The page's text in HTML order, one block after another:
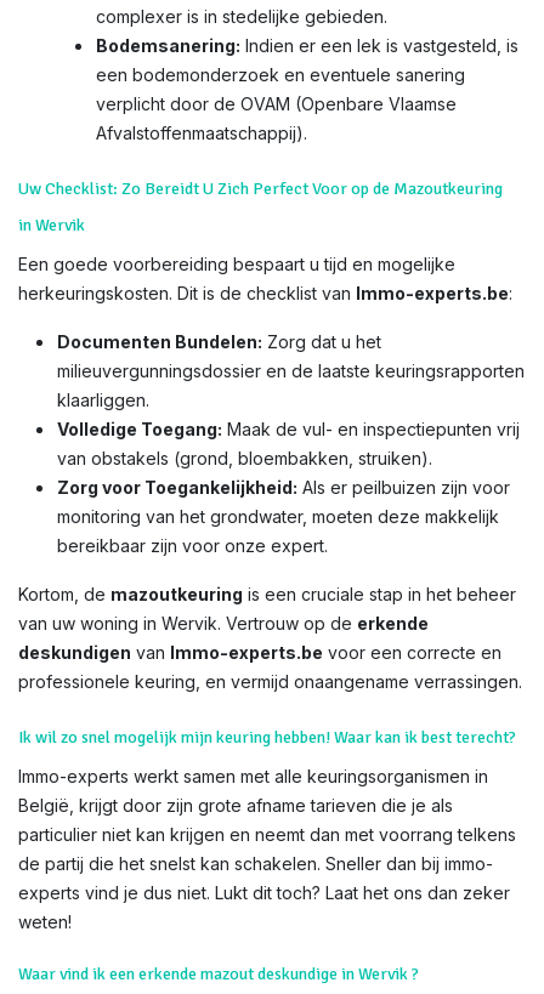
complexer is in stedelijke gebieden.
Bodemsanering: Indien er een lek is vastgesteld, is
een bodemonderzoek en eventuele sanering
verplicht door de OVAM (Openbare Vlaamse
Afvalstoffenmaatschappij).
Uw Checklist: Zo Bereidt U Zich Perfect Voor op de Mazoutkeuring
in Wervik
Een goede voorbereiding bespaart u tijd en mogelijke
herkeuringskosten. Dit is de checklist van Immo-experts.be:
Documenten Bundelen: Zorg dat u het
milieuvergunningsdossier en de laatste keuringsrapporten
klaarliggen.
Volledige Toegang: Maak de vul- en inspectiepunten vrij
van obstakels (grond, bloembakken, struiken).
Zorg voor Toegankelijkheid: Als er peilbuizen zijn voor
monitoring van het grondwater, moeten deze makkelijk
bereikbaar zijn voor onze expert.
Kortom, de mazoutkeuring is een cruciale stap in het beheer
van uw woning in Wervik. Vertrouw op de erkende
deskundigen van Immo-experts.be voor een correcte en
professionele keuring, en vermijd onaangename verrassingen.
Ik wil zo snel mogelijk mijn keuring hebben! Waar kan ik best terecht?
Immo-experts werkt samen met alle keuringsorganismen in
België, krijgt door zijn grote afname tarieven die je als
particulier niet kan krijgen en neemt dan met voorrang telkens
de partij die het snelst kan schakelen. Sneller dan bij immo-
experts vind je dus niet. Lukt dit toch? Laat het ons dan zeker
weten!
Waar vind ik een erkende mazout deskundige in Wervik ?